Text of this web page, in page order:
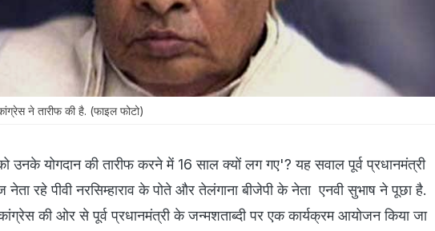
कांग्रेस ने तारीफ की है. (फाइल फोटो)
उनके योगदान की तारीफ करने में 16 साल क्यों लग गए'? यह सवाल पूर्व प्रधानमंत्री
रहे पीवी नरसिम्हाराव के पोते और तेलंगाना बीजेपी के नेता एनवी सुभाष ने पूछा है.
की ओर से पूर्व प्रधानमंत्री के जन्मशताब्दी पर एक कार्यक्रम आयोजन किया जा